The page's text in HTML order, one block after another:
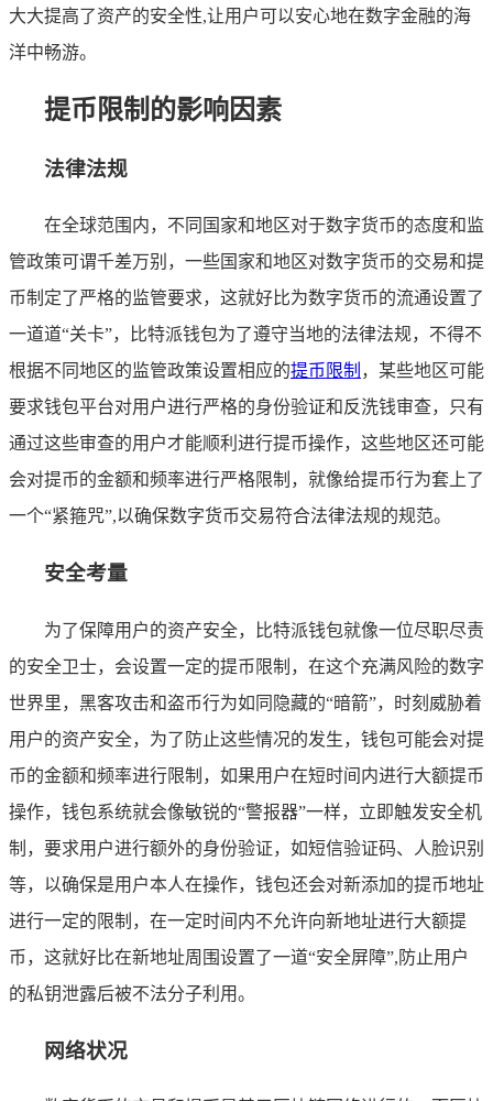
大大提高了资产的安全性,让用户可以安心地在数字金融的海
洋中畅游。
提币限制的影响因素
法律法规
在全球范围内，不同国家和地区对于数字货币的态度和监
管政策可谓千差万别，一些国家和地区对数字货币的交易和提
币制定了严格的监管要求，这就好比为数字货币的流通设置了
一道道“关卡”，比特派钱包为了遵守当地的法律法规，不得不
根据不同地区的监管政策设置相应的提币限制 ，某些地区可能
要求钱包平台对用户进行严格的身份验证和反洗钱审查，只有
通过这些审查的用户才能顺利进行提币操作，这些地区还可能
会对提币的金额和频率进行严格限制，就像给提币行为套上了
一个“紧箍咒”,以确保数字货币交易符合法律法规的规范。
安全考量
为了保障用户的资产安全，比特派钱包就像一位尽职尽责
的安全卫士，会设置一定的提币限制，在这个充满风险的数字
世界里，黑客攻击和盗币行为如同隐藏的“暗箭”，时刻威胁着
用户的资产安全，为了防止这些情况的发生，钱包可能会对提
币的金额和频率进行限制，如果用户在短时间内进行大额提币
操作，钱包系统就会像敏锐的“警报器”一样，立即触发安全机
制，要求用户进行额外的身份验证，如短信验证码、人脸识别
等，以确保是用户本人在操作，钱包还会对新添加的提币地址
进行一定的限制，在一定时间内不允许向新地址进行大额提
币，这就好比在新地址周围设置了一道“安全屏障”,防止用户
的私钥泄露后被不法分子利用。
网络状况